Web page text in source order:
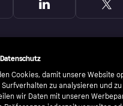
Cookies, damit unsere Website
Surfverhalten zu analysieren und
wir Daten mit unseren